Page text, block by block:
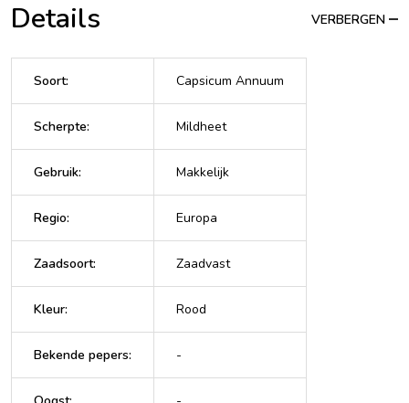
Details VERBERGEN
Soort: Capsicum Annuum
Scherpte: Mildheet
Gebruik: Makkelijk
Regio: Europa
Zaadsoort: Zaadvast
Kleur: Rood
Bekende pepers: -